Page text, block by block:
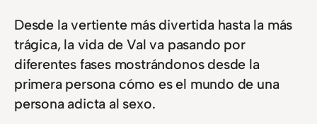
Desde la vertiente más divertida hasta la más
trágica, la vida de Val va pasando por
diferentes fases mostrándonos desde la
primera persona cómo es el mundo de una
persona adicta al sexo.